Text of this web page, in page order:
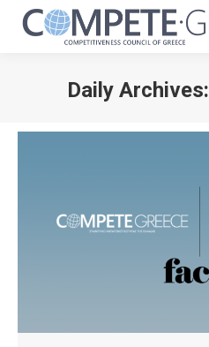
Daily Archives: